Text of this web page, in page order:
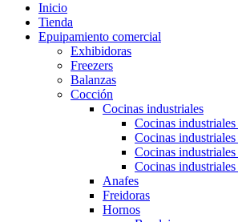
Inicio
Tienda
Epuipamiento comercial
Exhibidoras
Freezers
Balanzas
Cocción
Cocinas industriales
Cocinas
Cocinas
Cocinas
Cocinas
Anafes
Freidoras
Hornos